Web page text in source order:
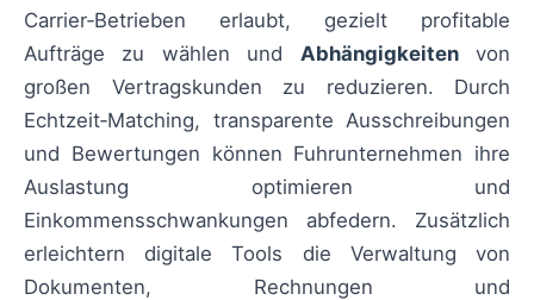
Carrier‑Betrieben erlaubt, gezielt profitable
Aufträge zu wählen und Abhängigkeitenvon
großen Vertragskunden zu reduzieren. Durch
Echtzeit‑Matching, transparente Ausschreibungen
und Bewertungen können Fuhrunternehmen ihre
Auslastung optimieren und
Einkommensschwankungen abfedern. Zusätzlich
erleichtern digitale Tools die Verwaltung von
Dokumenten, Rechnungen und